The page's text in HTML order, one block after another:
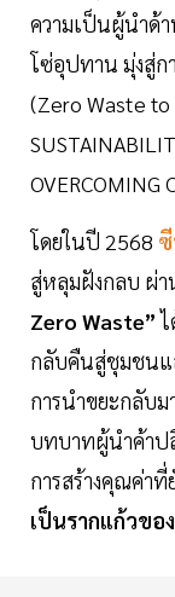
ความเป็นผู้นำด้
โซ่อุปทาน มุ่งสู่ก
(Zero Waste
OVERCOMING
โดยในปี 2568
สู่หลุมฝังกลบ ผ่า
Zero Waste”
กลับคืนสู่ชุมชนแ
การนำขยะกลับ
บทบาทผู้นำค้าป
การสร้างคุณค่าที่
เป็นรากแก้วขอ